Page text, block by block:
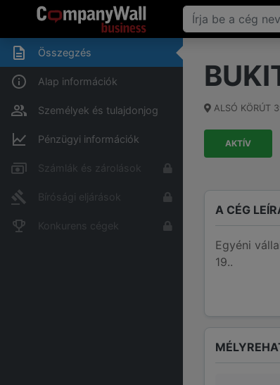
Összegzés
Alap információk
Személyek és tulajdonjog
Pénzügyi információk
Számlák és zárolások
Bírósági eljárások
Konkurens cégek
ALSÓ KÖRÚT
AKTÍV
A CÉG
Egyéni
19..